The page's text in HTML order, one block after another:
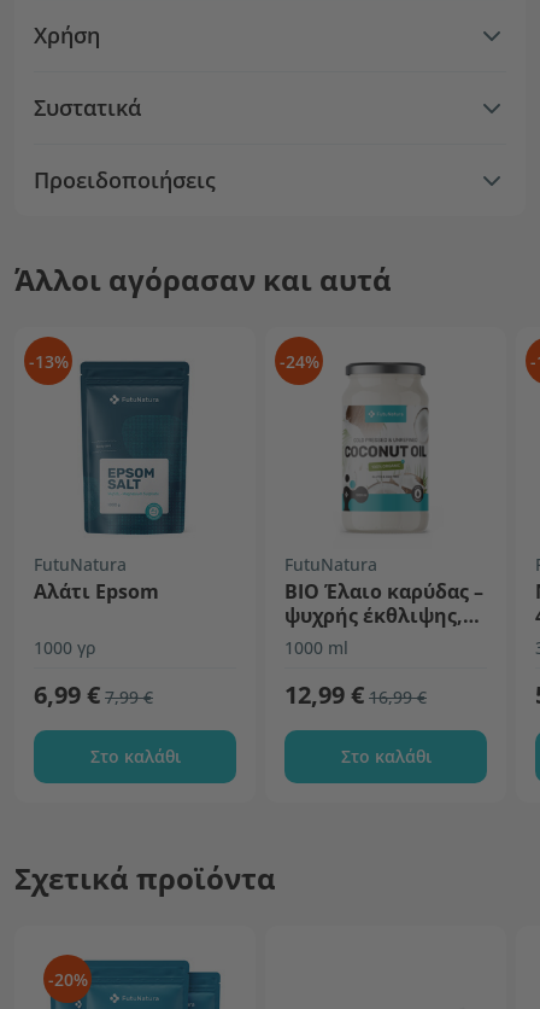
Χρήση
Συστατικά
Προειδοποιήσεις
Άλλοι αγόρασαν και αυτά
-13%
FutuNatura
Αλάτι Epsom
1000 γρ
6,99 € 7,99 €
Στο καλάθι
-24%
FutuNatura
BIO Έλαιο καρύδας –
ψυχρής έκθλιψης,
ανεπεξέργαστο
1000 ml
12,99 € 16,99 €
Στο καλάθι
-
Σχετικά προϊόντα
-20%